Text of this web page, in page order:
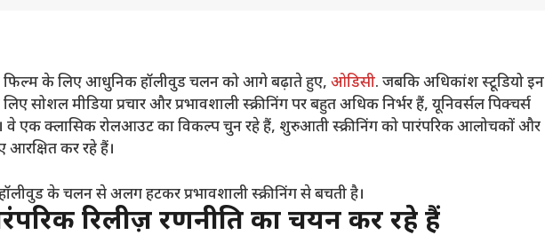
के लिए आधुनिक हॉलीवुड चलन को आगे बढ़ाते हुए, ओडिसी. जबकि अधिकांश स्टूडियो इन
लिए सोशल मीडिया प्रचार और प्रभावशाली स्क्रीनिंग पर बहुत अधिक निर्भर हैं, यूनिवर्सल पिक्चर्स
एक क्लासिक रोलआउट का विकल्प चुन रहे हैं, शुरुआती स्क्रीनिंग को पारंपरिक आलोचकों और
आरक्षित कर रहे हैं।
के चलन से अलग हटकर प्रभावशाली स्क्रीनिंग से बचती है।
रिलीज़ रणनीति का चयन कर रहे हैं